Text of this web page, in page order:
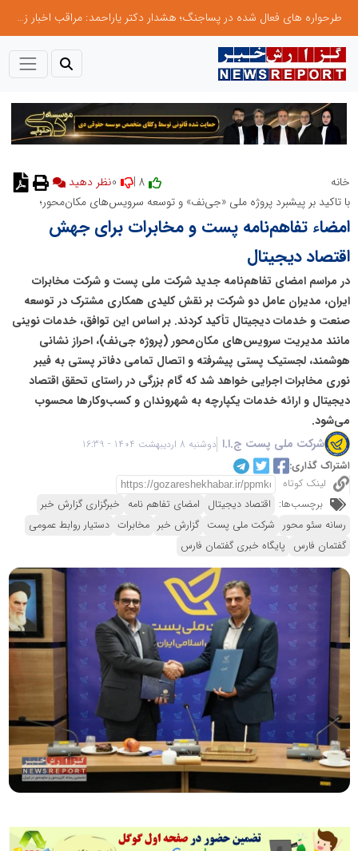
طرحواره های فعال شده در پساجنگ؛ هشدار دکتر یاراحمد: مراقب اخبار زرد و واکنش های هیجانی باشید
خانه
نظر دهید
با تاکید بر پیشبرد پروژه ملی «جی‌نف» و توسعه سرویس‌های مکان‌محور؛
امضاء تفاهم‌نامه پست و مخابرات برای جهش
اقتصاد دیجیتال
در مراسم امضای تفاهم‌نامه جدید شرکت ملی پست و شرکت مخابرات
ایران، مدیران عامل دو شرکت بر نقش کلیدی همکاری مشترک در توسعه
صنعت و خدمات دیجیتال تأکید کردند. بر اساس این توافق، خدمات نوینی
مانند مدیریت سرویس‌های مکان‌محور (پروژه جی‌نف)، احراز نشانی
هوشمند، لجستیک پستی پیشرفته و اتصال تمامی دفاتر پستی به فیبر
نوری مخابرات اجرایی خواهد شد که گام بزرگی در راستای تحقق اقتصاد
دیجیتال و ارائه خدمات یکپارچه به شهروندان و کسب‌وکارها محسوب
می‌شود.
شرکت ملی پست ج.ا.ا دوشنبه 8 اردیبهشت 1404 - 16:39
اشتراک گذاری:
لینک کوتاه
برچسب‌ها: اقتصاد دیجیتال امضای تفاهم نامه خبرگزاری گزارش خبر
رسانه سئو محور شرکت ملی پست گزارش خبر مخابرات دستیار روابط عمومی
گفتمان فارس پایگاه خبری گفتمان فارس